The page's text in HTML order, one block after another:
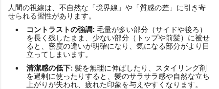
人間の視線は、不自然な「境界線」や「質感の差」に引き寄
せられる習性があります。
コントラストの強調: 毛量が多い部分（サイドや後ろ）
を長く残したまま、少ない部分（トップや前髪）に被せ
ると、密度の違いが明確になり、気になる部分がより目
立ってしまいます。
清潔感の低下: 髪を無理に伸ばしたり、スタイリング剤
を過剰に使ったりすると、髪のサラサラ感や自然な立ち
上がりが失われ、疲れた印象を与えやすくなります。